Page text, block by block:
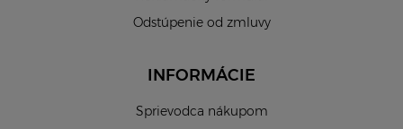
Odstúpenie od zmluvy
INFORMÁCIE
Sprievodca nákupom